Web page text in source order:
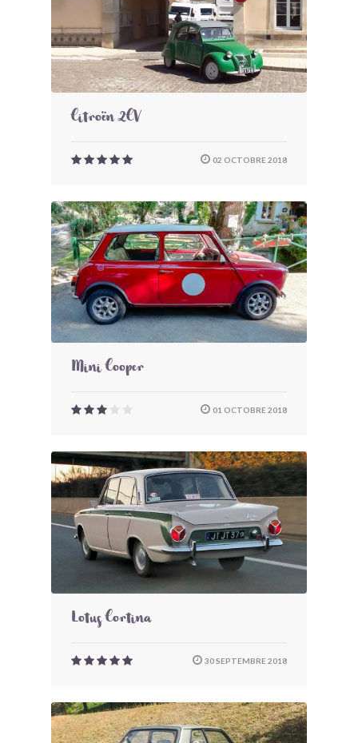
Citroën 2CV
02 OCTOBRE 2018
Mini Cooper
01 OCTOBRE 2018
Lotus Cortina
30 SEPTEMBRE 2018